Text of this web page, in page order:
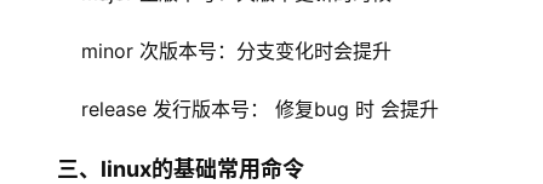
minor 次版本号：分支变化时会提升
release 发行版本号： 修复bug 时 会提升
三、linux的基础常用命令